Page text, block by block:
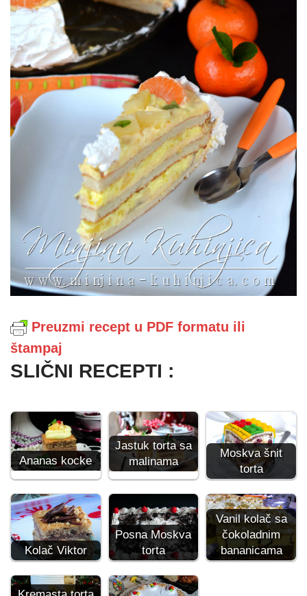
Preuzmi recept u PDF formatu ili
štampaj
SLIČNI RECEPTI :
Ananas kocke
Jastuk torta sa
malinama
Moskva šnit
torta
Kolač Viktor
Posna Moskva
torta
Vanil kolač sa
čokoladnim
bananicama